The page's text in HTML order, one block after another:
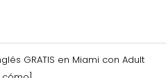
GRATIS en Miami con Adult